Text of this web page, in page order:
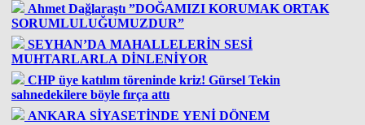
Ahmet Dağlaraştı ”DOĞAMIZI KORUMAK ORTAK
SORUMLULUĞUMUZDUR”
SEYHAN’DA MAHALLELERİN SESİ
MUHTARLARLA DİNLENİYOR
CHP üye katılım töreninde kriz! Gürsel Tekin
sahnedekilere böyle fırça attı
ANKARA SİYASETİNDE YENİ DÖNEM